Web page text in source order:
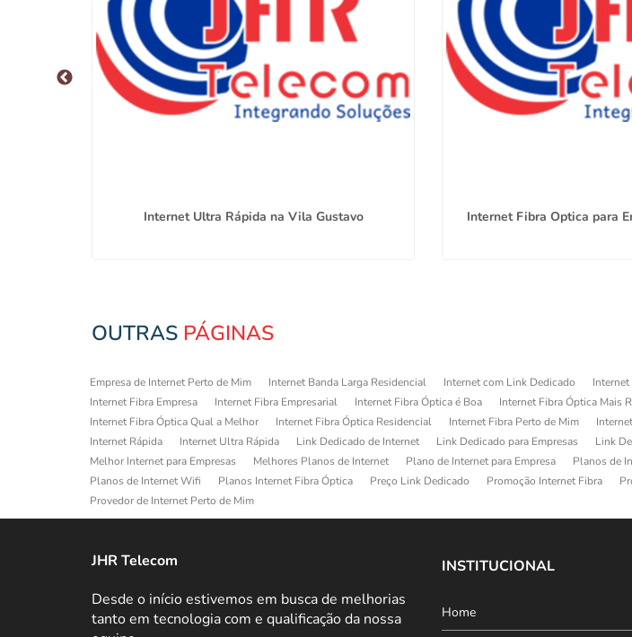
Internet Ultra Rápida na Vila Gustavo Internet Fibra Optica para
OUTRAS PÁGINAS
Empresa de Internet Perto de Mim Internet Banda Larga Residencial Internet com Link Dedicado
Internet Fibra Empresa
Internet Fibra Empresarial Internet Fibra Óptica é Boa Internet Fibra Óptica Mais
Internet Fibra Óptica Qual a Melhor
Internet Fibra Óptica Residencial Internet Fibra Perto de Mim
Internet Rápida
Internet Ultra Rápida Link Dedicado de Internet Link Dedicado para Empresas Link
Melhor Internet para Empresas
Melhores Planos de Internet Plano de Internet para Empresa Planos de
Planos de Internet Wifi
Planos Internet Fibra Óptica Preço Link Dedicado Promoção Internet Fibra
Provedor de Internet Perto de Mim
JHR Telecom
Desde o início estivemos em busca de melhorias
tanto em tecnologia com e qualificação da nossa
INSTITUCIONAL
Home